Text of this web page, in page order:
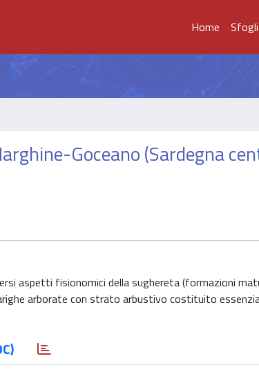
Home
Goceano (Sardegna
aspetti fisionomici della sughereta (formazioni
arborate con strato arbustivo costituito